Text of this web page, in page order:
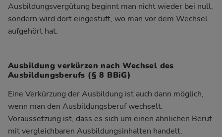
Ausbildungsvergütung beginnt man nicht wieder bei null,
sondern wird dort eingestuft, wo man vor dem Wechsel
aufgehört hat.
Ausbildung verkürzen nach Wechsel des
Ausbildungsberufs (§ 8 BBiG)
Eine Verkürzung der Ausbildung ist auch dann möglich,
wenn man den Ausbildungsberuf wechselt.
Voraussetzung ist, dass es sich um einen ähnlichen Beruf
mit vergleichbaren Ausbildungsinhalten handelt.